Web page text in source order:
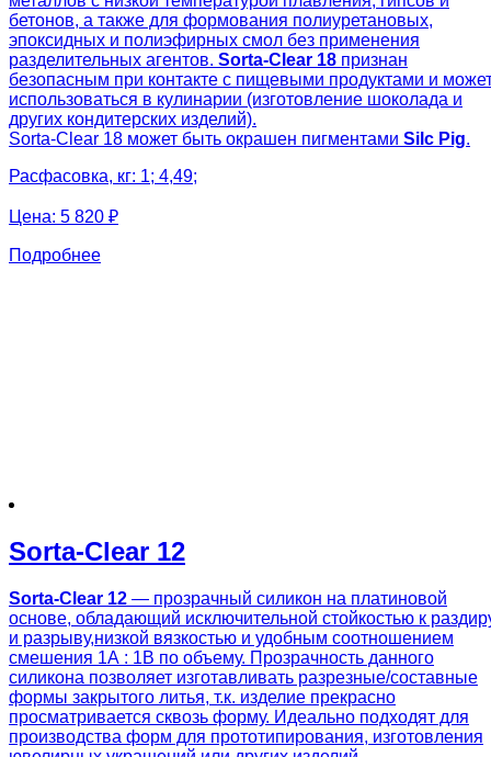
бетонов, а также для формования полиуретановых,
эпоксидных и полиэфирных смол без применения
разделительных агентов. Sorta-Clear 18 признан
безопасным при контакте с пищевыми продуктами и
использоваться в кулинарии (изготовление шоколада и
других кондитерских изделий).
Sorta-Clear 18 может быть окрашен пигментами Silc Pig.
Расфасовка, кг: 1; 4,49;
Цена: 5 820 ₽
Подробнее
Sorta-Clear 12
Sorta-Clear 12 — прозрачный силикон на платиновой
основе, обладающий исключительной стойкостью к
и разрыву,низкой вязкостью и удобным соотношением
смешения 1А : 1В по объему. Прозрачность данного
силикона позволяет изготавливать разрезные/составные
формы закрытого литья, т.к. изделие прекрасно
просматривается сквозь форму. Идеально подходят для
производства форм для прототипирования, изготовления